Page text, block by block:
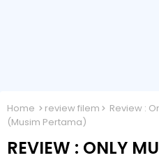
Home review filem
Review :
(Musim Pertama)
REVIEW : ONLY